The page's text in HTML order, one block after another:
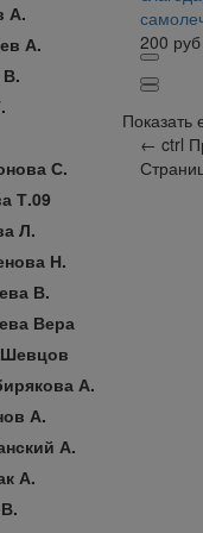
А.
А.
С.
Т.09
Л.
Н.
В.
Вера
А.
А.
А.
А.
200 руб
Показать
← ctrl